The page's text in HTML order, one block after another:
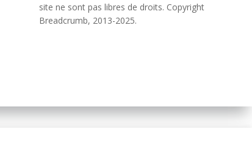
site ne sont pas libres de droits. Copyright
Breadcrumb, 2013-2025.